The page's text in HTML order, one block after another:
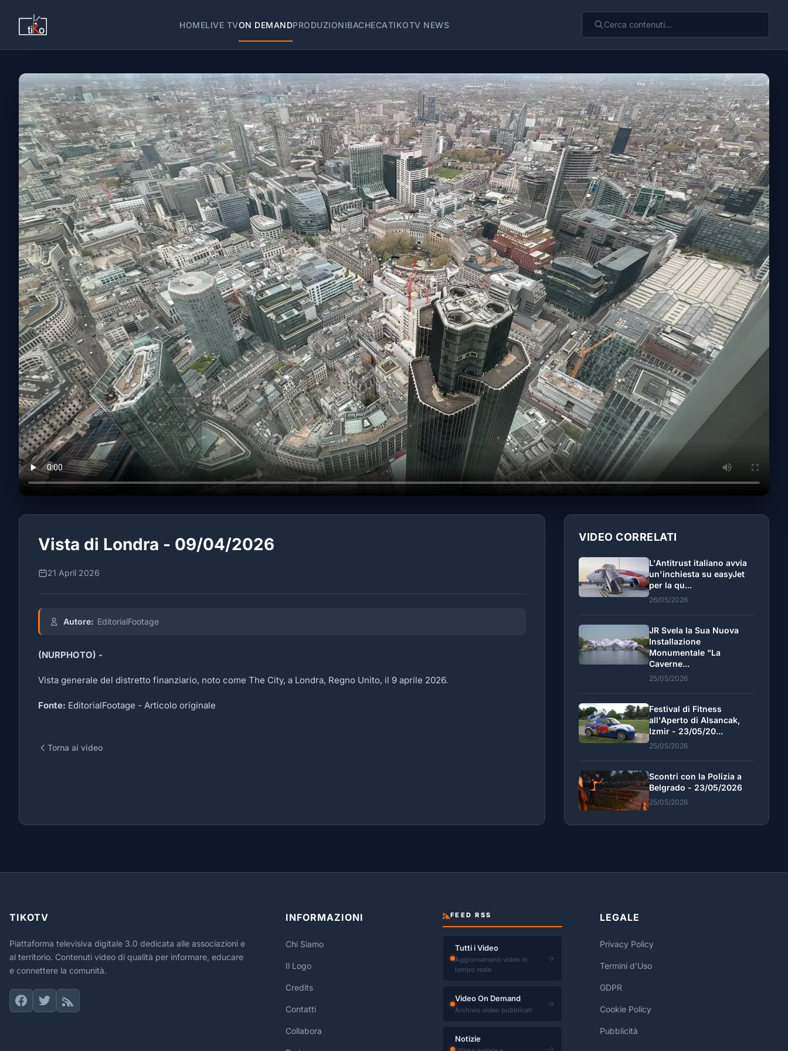
HOMELIVE TVON DEMANDPRODUZIONIBACHECATIKOTV NEWS
Vista di Londra - 09/04/2026
21 April 2026
Autore: EditorialFootage
(NURPHOTO) -
Vista generale del distretto finanziario, noto come The City, a Londra, Regno Unito, il 9 aprile 2026.
Fonte: EditorialFootage - Articolo originale
Torna ai video
VIDEO CORRELATI
L'Antitrust italiano avvia
un'inchiesta su easyJet
per la qu...
26/05/2026
JR Svela la Sua Nuova
Installazione
Monumentale "La
Caverne...
25/05/2026
Festival di Fitness
all'Aperto di Alsancak,
Izmir - 23/05/20...
25/05/2026
Scontri con la Polizia a
Belgrado - 23/05/2026
25/05/2026
TIKOTV
Piattaforma televisiva digitale 3.0 dedicata alle associazioni e
al territorio. Contenuti video di qualità per informare, educare
e connettere la comunità.
INFORMAZIONI
Chi Siamo
Il Logo
Credits
Contatti
Collabora
FEED RSS
Tutti i Video
Aggiornamenti video in
tempo reale
→
Video On Demand
Archivio video pubblicati
→
Notizie
LEGALE
Privacy Policy
Termini d'Uso
GDPR
Cookie Policy
Pubblicità